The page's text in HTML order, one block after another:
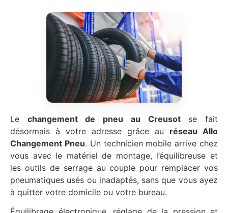
Le changement de pneu au Creusotse fait
désormais à votre adresse grâce au réseau Allo
Changement Pneu. Un technicien mobile arrive chez
vous avec le matériel de montage, l’équilibreuse et
les outils de serrage au couple pour remplacer vos
pneumatiques usés ou inadaptés, sans que vous ayez
à quitter votre domicile ou votre bureau.